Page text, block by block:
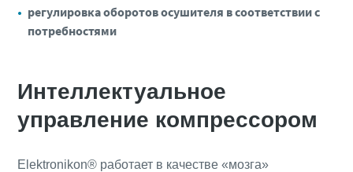
Снижение выбросов углекислого газа для экологичного
производства - все, что вам нужно знать
регулировка оборотов осушителя в соответствии с
потребностями
Интеллектуальное
управление компрессором
Elektronikon® работает в качестве «мозга»